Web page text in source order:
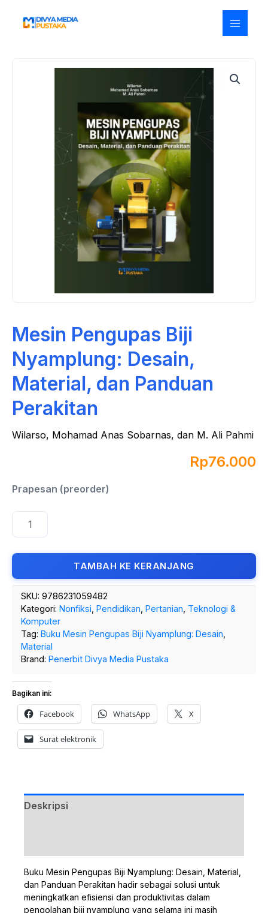
Mesin Pengupas Biji
Nyamplung: Desain,
Material, dan Panduan
Perakitan
Wilarso, Mohamad Anas Sobarnas, dan M. Ali Pahmi
Rp76.000
TAMBAH KE KERANJANG
SKU: 9786231059482
Kategori: Nonfiksi Pendidikan Pertanian Teknologi &
Komputer
Tag: Buku Mesin Pengupas Biji Nyamplung: Desain
Material
Brand: Penerbit Divya Media Pustaka
Bagikan ini:
Facebook WhatsApp X
Surat elektronik
Deskripsi
Buku Mesin Pengupas Biji Nyamplung: Desain, Material,
dan Panduan Perakitan hadir sebagai solusi untuk
meningkatkan efisiensi dan produktivitas dalam
pengolahan biji nyamplung yang selama ini masih